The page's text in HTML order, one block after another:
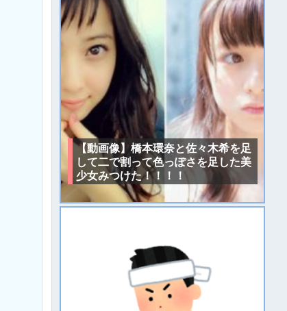
【動画像】橋本環奈と佐々木希を足
して二で割って色っぽさを足した美
少女みつけた！！！！